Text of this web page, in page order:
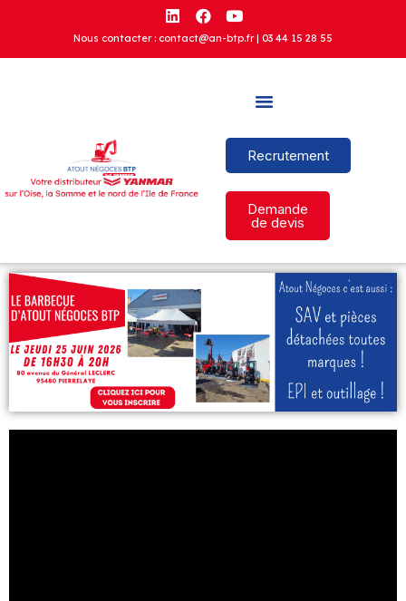
Nous contacter : contact@an-btp.fr | 03 44 15 28 55
Recrutement
Demande
de devis